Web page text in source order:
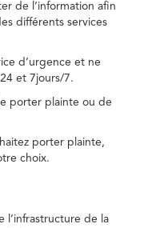
de l’information afin
différents services
d’urgence et ne
et 7jours/7.
porter plainte ou de
porter plainte,
choix.
l’infrastructure de la